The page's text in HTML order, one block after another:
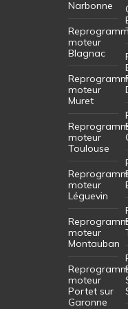
Narbonne
moteur
Blagnac
moteur
Muret
moteur
Toulouse
moteur
Léguevin
moteur
Montauban
moteur
Portet sur
Garonne